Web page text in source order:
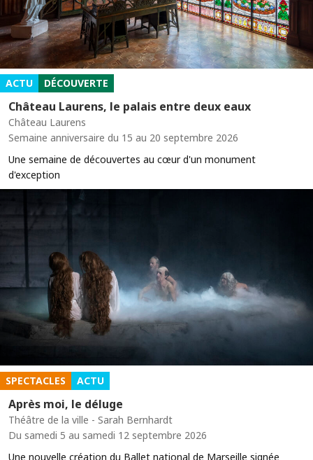
ACTU DÉCOUVERTE
Château Laurens, le palais entre deux eaux
Château Laurens
Semaine anniversaire du 15 au 20 septembre 2026
Une semaine de découvertes au cœur d'un monument
d'exception
SPECTACLES ACTU
Après moi, le déluge
Théâtre de la ville - Sarah Bernhardt
Du samedi 5 au samedi 12 septembre 2026
Une nouvelle création du Ballet national de Marseille signée